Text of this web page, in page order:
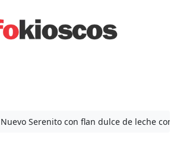
Nuevo Serenito con flan dulce de leche